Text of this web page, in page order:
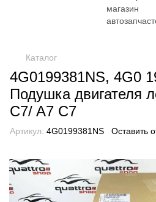
Каталог
4G0199381NS, 4G0
Подушка двигателя
C7/ A7 C7
Артикул: 4G0199381NS Оставить